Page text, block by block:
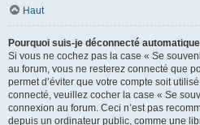
Haut
Pourquoi suis-je déconnecté
Si vous ne cochez pas la case « Se
au forum, vous ne resterez connecté que
permet d’éviter que votre compte soit
connecté, veuillez cocher la case « Se
connexion au forum. Ceci n’est pas
depuis un ordinateur public, comme une